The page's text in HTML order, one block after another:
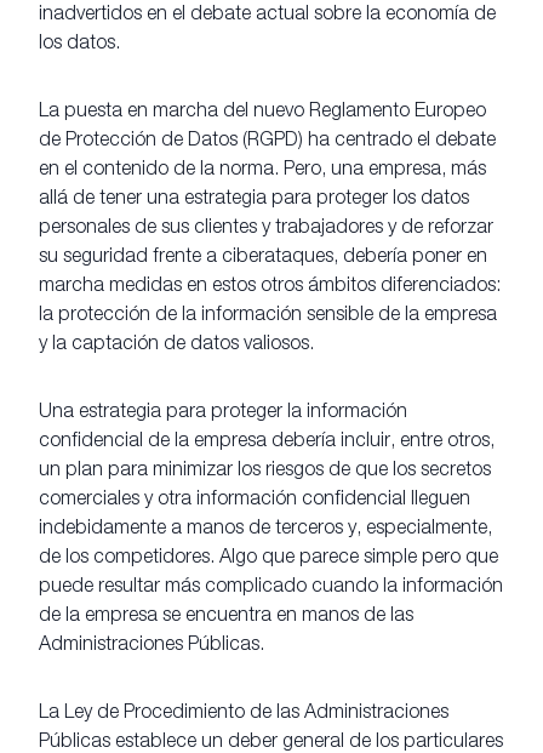
inadvertidos en el debate actual sobre la economía de
los datos.
La puesta en marcha del nuevo Reglamento Europeo
de Protección de Datos (RGPD) ha centrado el debate
en el contenido de la norma. Pero, una empresa, más
allá de tener una estrategia para proteger los datos
personales de sus clientes y trabajadores y de reforzar
su seguridad frente a ciberataques, debería poner en
marcha medidas en estos otros ámbitos diferenciados:
la protección de la información sensible de la empresa
y la captación de datos valiosos.
Una estrategia para proteger la información
confidencial de la empresa debería incluir, entre otros,
un plan para minimizar los riesgos de que los secretos
comerciales y otra información confidencial lleguen
indebidamente a manos de terceros y, especialmente,
de los competidores. Algo que parece simple pero que
puede resultar más complicado cuando la información
de la empresa se encuentra en manos de las
Administraciones Públicas.
La Ley de Procedimiento de las Administraciones
Públicas establece un deber general de los particulares